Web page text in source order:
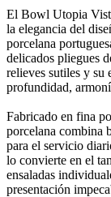
El Bowl Utopia
la elegancia del
porcelana
delicados pliegues
relieves sutiles y su
profundidad,
Fabricado en fina
porcelana combina
para el servicio
lo convierte en el
ensaladas
presentación